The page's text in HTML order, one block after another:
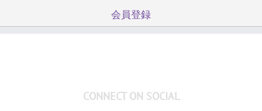
会員登録
CONNECT ON SOCIAL